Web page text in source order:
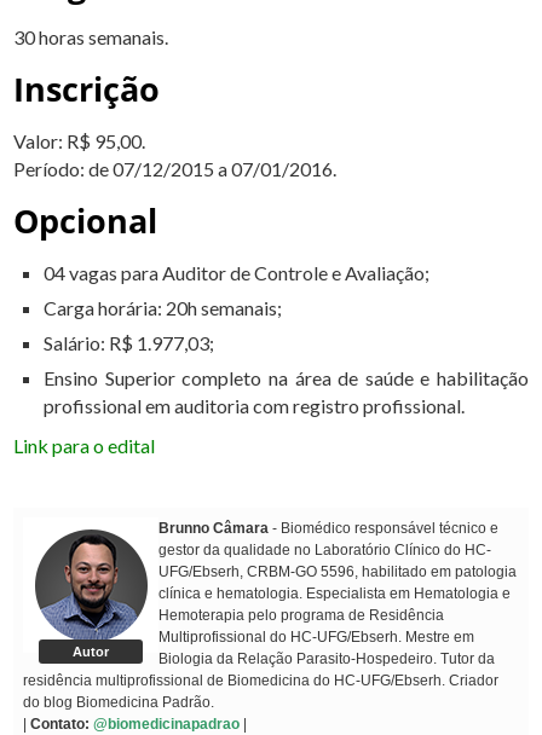
30 horas semanais.
Inscrição
Valor: R$ 95,00.
Período: de 07/12/2015 a 07/01/2016.
Opcional
04 vagas para Auditor de Controle e Avaliação;
Carga horária: 20h semanais;
Salário: R$ 1.977,03;
Ensino Superior completo na área de saúde e habilitação
profissional em auditoria com registro profissional.
Link para o edital
Autor
Brunno Câmara - Biomédico responsável técnico e
gestor da qualidade no Laboratório Clínico do HC-
UFG/Ebserh, CRBM-GO 5596, habilitado em patologia
clínica e hematologia. Especialista em Hematologia e
Hemoterapia pelo programa de Residência
Multiprofissional do HC-UFG/Ebserh. Mestre em
Biologia da Relação Parasito-Hospedeiro. Tutor da
residência multiprofissional de Biomedicina do HC-UFG/Ebserh. Criador
do blog Biomedicina Padrão.
Contato: @biomedicinapadrao